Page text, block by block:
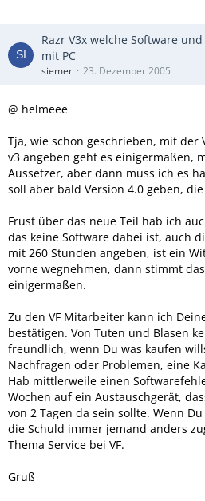
Razr V3x welche Software
mit PC
siemer 23. Dezember 2005
@ helmeee
Tja, wie schon geschrieben, mit der
v3 angeben geht es einigermaßen,
Aussetzer, aber dann muss ich es
soll aber bald Version 4.0 geben,
Frust über das neue Teil hab ich
das keine Software dabei ist, auch
mit 260 Stunden angeben, ist ein
vorne wegnehmen, dann stimmt
einigermaßen.
Zu den VF Mitarbeiter kann ich
bestätigen. Von Tuten und Blasen
freundlich, wenn Du was kaufen
Nachfragen oder Problemen, eine
Hab mittlerweile einen
Wochen auf ein Austauschgerät,
von 2 Tagen da sein sollte. Wenn
die Schuld immer jemand anders
Thema Service bei VF.
Gruß